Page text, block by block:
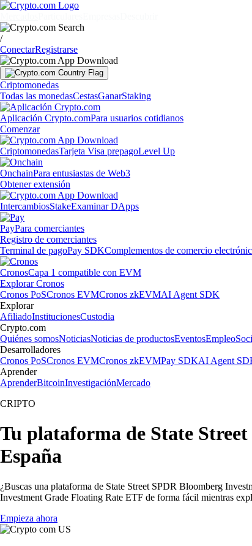
/
ConectarRegistrarse
Criptomonedas
Todas las monedasCestasGanarStaking
Aplicación Crypto.comPara usuarios cotidianos
Comenzar
CriptomonedasTarjeta Visa prepagoLevel Up
OnchainPara entusiastas de Web3
Obtener extensión
IntercambiosStakeExaminar DApps
PayPara comerciantes
Registro de comerciantes
Terminal de pagoPay SDKComplementos de comercio
CronosCapa 1 compatible con EVM
Explorar Cronos
Cronos PoSCronos EVMCronos zkEVMAI Agent SDK
Explorar
AfiliadoInstitucionesCustodia
Crypto.com
Quiénes somosNoticiasNoticias de productosEventosEmpleo
Desarrolladores
Cronos PoSCronos EVMCronos zkEVMPay SDKAI Agent
Aprender
AprenderBitcoinInvestigaciónMercado
CRIPTO
Tu plataforma de State
España
¿Buscas una plataforma de State Street SPDR Bloomberg
Investment Grade Floating Rate ETF de forma fácil mientras
Empieza ahora